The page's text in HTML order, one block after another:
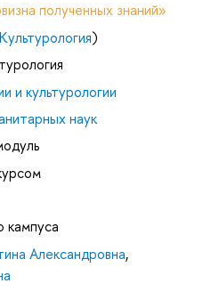
полученных знаний»
Культурология)
и культурологии
наук
кампуса
Александровна,